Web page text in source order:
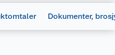
Dokumenter,